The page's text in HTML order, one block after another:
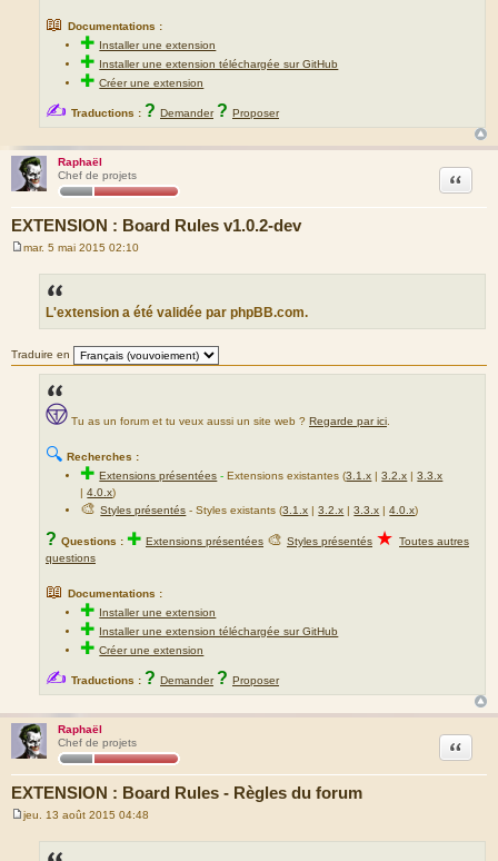
📖 Documentations :
✚ Installer une extension
✚ Installer une extension téléchargée sur GitHub
✚Créer une extension
✍ Traductions : ? Demander ? Proposer
Raphaël
Chef de projets
EXTENSION : Board Rules v1.0.2-dev
Citation
mar. 5 mai 2015 02:10
L'extension a été validée par phpBB.com.
Traduire en
Tu as un forum et tu veux aussi un site web ? Regarde par ici.
🔍 Recherches :
✚Extensions présentées -Extensions existantes (3.1.x |3.2.x |3.3.x
|4.0.x)
🎨Styles présentés - Styles existants (3.1.x |3.2.x |3.3.x |4.0.x)
? Questions : ✚ Extensions présentées 🎨 Styles présentés ★ Toutes autres
questions
📖 Documentations :
✚ Installer une extension
✚ Installer une extension téléchargée sur GitHub
✚Créer une extension
✍ Traductions : ? Demander ? Proposer
Raphaël
Chef de projets
EXTENSION : Board Rules - Règles du forum
Citation
M
jeu. 13 août 2015 04:48